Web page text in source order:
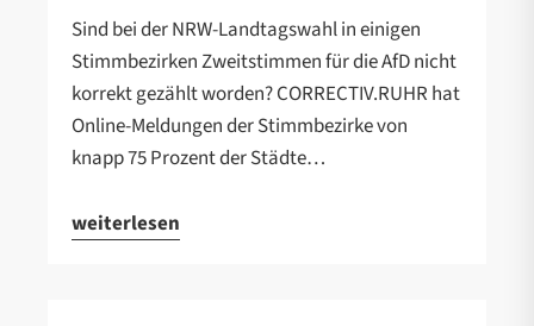
Sind bei der NRW-Landtagswahl in einigen
Stimmbezirken Zweitstimmen für die AfD nicht
korrekt gezählt worden? CORRECTIV.RUHR hat
Online-Meldungen der Stimmbezirke von
knapp 75 Prozent der Städte…
weiterlesen